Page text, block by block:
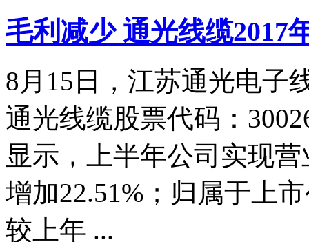
毛利减少 通光线缆2017
8月15日，江苏通光电子
通光线缆股票代码：
显示，上半年公司实现
增加22.51%；归属于上
较上年 ...